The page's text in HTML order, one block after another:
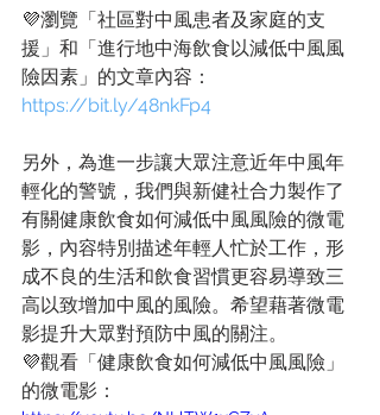
💜瀏覽「社區對中風患者及家庭的支
援」和「進行地中海飲食以減低中風風
險因素」的文章內容：
https://bit.ly/48nkFp4
另外，為進一步讓大眾注意近年中風年
輕化的警號，我們與新健社合力製作了
有關健康飲食如何減低中風風險的微電
影，內容特別描述年輕人忙於工作，形
成不良的生活和飲食習慣更容易導致三
高以致增加中風的風險。希望藉著微電
影提升大眾對預防中風的關注。
💜觀看「健康飲食如何減低中風風險」
的微電影：